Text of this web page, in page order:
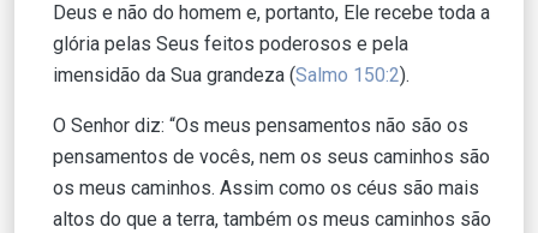
Deus e não do homem e, portanto, Ele recebe toda a
glória pelas Seus feitos poderosos e pela
imensidão da Sua grandeza (Salmo 150:2).
O Senhor diz: “Os meus pensamentos não são os
pensamentos de vocês, nem os seus caminhos são
os meus caminhos. Assim como os céus são mais
altos do que a terra, também os meus caminhos são